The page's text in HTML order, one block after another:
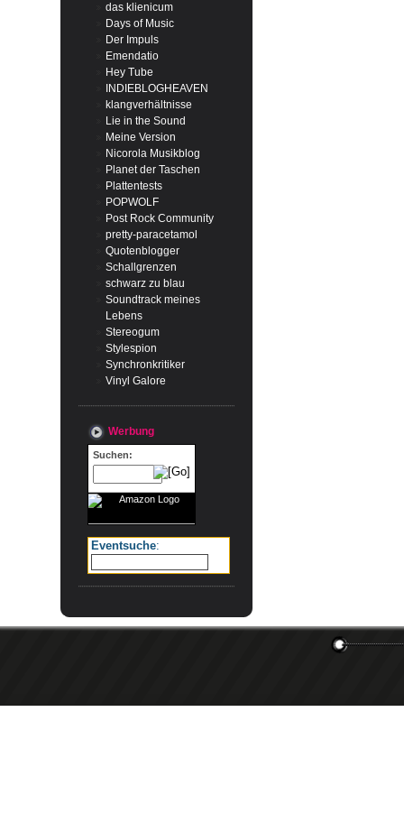
das klienicum
Days of Music
Der Impuls
Emendatio
Hey Tube
INDIEBLOGHEAVEN
klangverhältnisse
Lie in the Sound
Meine Version
Nicorola Musikblog
Planet der Taschen
Plattentests
POPWOLF
Post Rock Community
pretty-paracetamol
Quotenblogger
Schallgrenzen
schwarz zu blau
Soundtrack meines
Lebens
Stereogum
Stylespion
Synchronkritiker
Vinyl Galore
Werbung
Suchen:
Eventsuche: